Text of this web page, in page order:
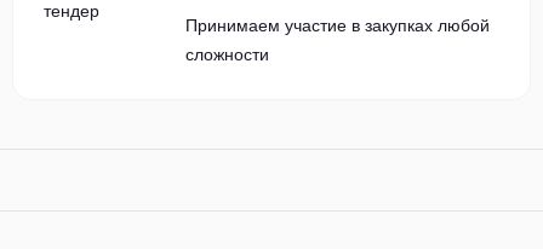
Принимаем участие в закупках любой
сложности